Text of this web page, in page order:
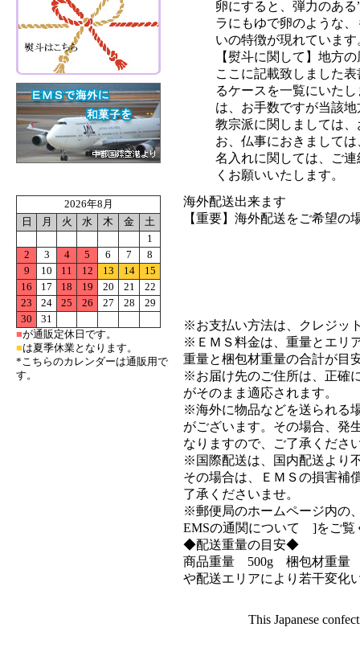
2026年8月
日
月 火 水 木 金
土
1
2
3 4 5 6 7
8
9
10 11 12 13 14
15
16
17 18 19 20 21
22
23
24 25 26 27 28
29
30
31
■が通販定休日です。
■は夏季休業となります。
*こちらのカレンダーは通販用で
す。
卵にすると、弾力のあ
ラにもゆで卵のような
いの特徴が現れています
【熨斗に関して】地方
ここに記載致しました
るケースを一覧にいた
は、お手数ですが当該
教宗派に関しましては
お、仏事におきまして
名入れに関しては、ご
くお願いいたします。
海外配送出来ます
【重要】海外配送をご希望の
※お支払い方法は、クレジッ
※ＥＭＳ料金は、重量とエリ
重量と梱包材重量の合計が目
※お届け先のご住所は、正確
がそのまま適応されます。
※海外に物品などを送られる
がございます。その場合、発
なりますので、ご了承くださ
※国際配送は、国内配送より
その場合は、ＥＭＳの損害補
了承くださいませ。
※郵便局のホームページ
EMSの通関について ]をご覧
◆配送重量の目安◆
商品重量 500g 梱包材重
や配送エリアにより若干変化
This Japanese